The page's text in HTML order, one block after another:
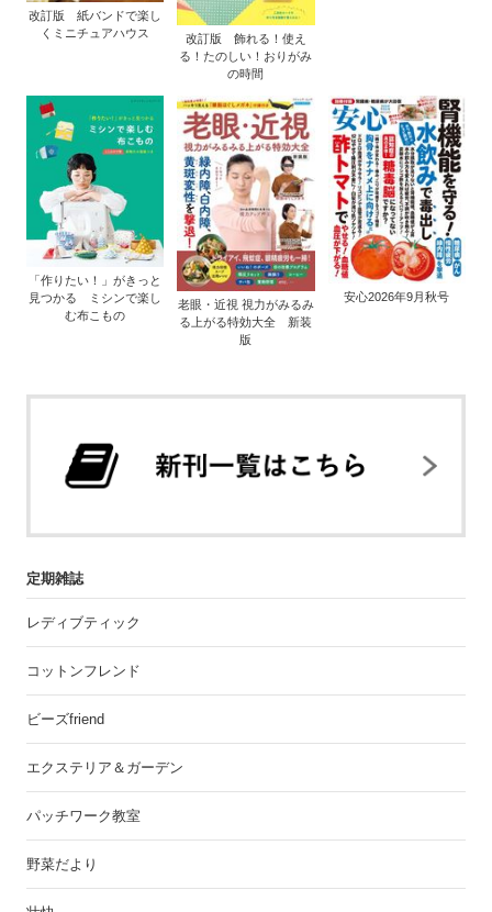
改訂版 紙バンドで楽し
くミニチュアハウス
改訂版 飾れる！使え
る！たのしい！おりがみ
の時間
「作りたい！」がきっと
見つかる ミシンで楽し
む布こもの
老眼・近視 視力がみるみ
る上がる特効大全 新装
版
安心2026年9月秋号
定期雑誌
レディブティック
コットンフレンド
ビーズfriend
エクステリア＆ガーデン
パッチワーク教室
野菜だより